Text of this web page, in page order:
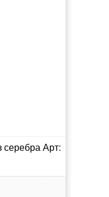
серебра Арт: